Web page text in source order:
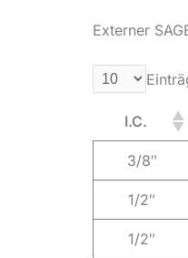
Externer
I.C.
3/8″
1/2″
1/2″